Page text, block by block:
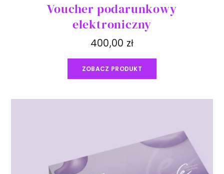
Voucher podarunkowy
elektroniczny
400,00 zł
ZOBACZ PRODUKT